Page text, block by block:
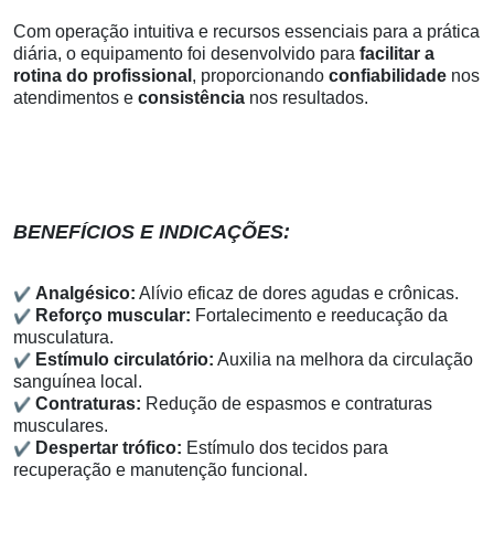
Com operação intuitiva e recursos essenciais para a prática
diária, o equipamento foi desenvolvido para facilitar a
rotina do profissional , proporcionando confiabilidade nos
atendimentos e consistência nos resultados.
BENEFÍCIOS E INDICAÇÕES:
✔ Analgésico: Alívio eficaz de dores agudas e crônicas.
✔ Reforço muscular: Fortalecimento e reeducação da
musculatura.
✔ Estímulo circulatório: Auxilia na melhora da circulação
sanguínea local.
✔ Contraturas: Redução de espasmos e contraturas
musculares.
✔ Despertar trófico: Estímulo dos tecidos para
recuperação e manutenção funcional.